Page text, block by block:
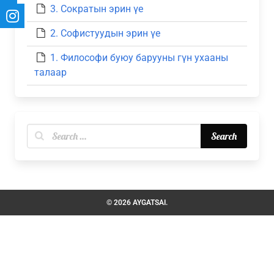
3. Сократын эрин үе
2. Софистуудын эрин үе
1. Философи буюу барууны гүн ухааны
талаар
© 2026 AYGATSAI.